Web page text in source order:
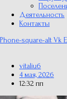
Деятельность
Контакты
Phone-square-alt Vk
vitaliu6
4 мая, 2026
12:32 пп